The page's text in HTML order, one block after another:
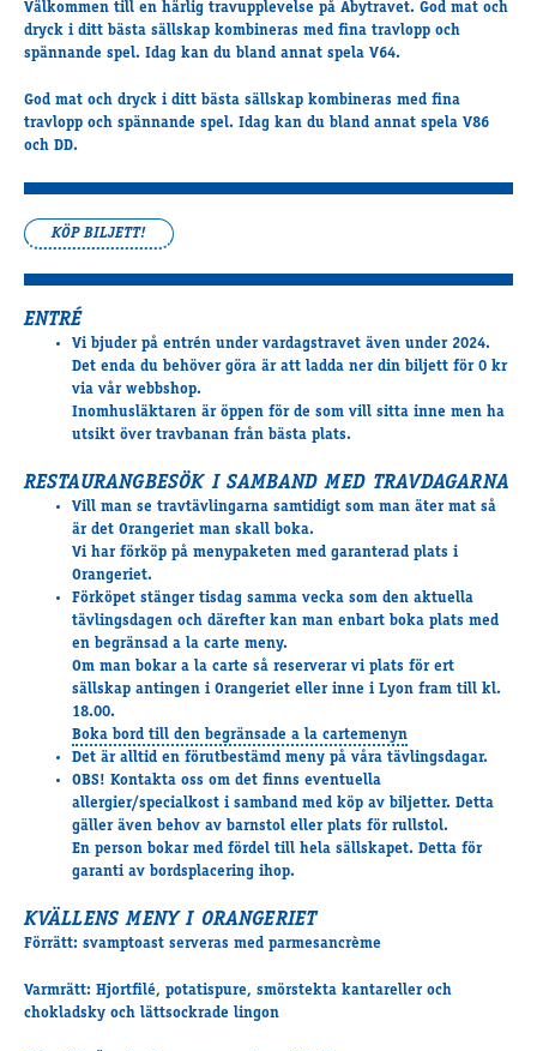
Travkonferens
Exponering & värdskap
Tävlingsserier
Träning och provlopp
Aktiva
Månadens hästägare 2026
Månadens B-tränare 2026
Euro Classic Trot
Andelshästar
Supertorsdag för företag
Supertorsdag
Ponnytravtävlingar
Ridsport
Om travskolan
Samarbetspartners
Kursutbud och Aktiviteter
Ungdoms­stipendium
Ledningsgrupp
Kontakt
Styrelsen
Åby Trav­sällskap
Välkommen till en härlig travupplevelse på Åbytravet. God mat och
dryck i ditt bästa sällskap kombineras med fina travlopp och
spännande spel. Idag kan du bland annat spela V64.
God mat och dryck i ditt bästa sällskap kombineras med fina
travlopp och spännande spel. Idag kan du bland annat spela V86
och DD.
KÖP BILJETT!
ENTRÉ
Vi bjuder på entrén under vardagstravet även under 2024.
Det enda du behöver göra är att ladda ner din biljett för 0 kr
via vår webbshop.
Inomhusläktaren är öppen för de som vill sitta inne men ha
utsikt över travbanan från bästa plats.
RESTAURANGBESÖK I SAMBAND MED TRAVDAGARNA
Vill man se travtävlingarna samtidigt som man äter mat så
är det Orangeriet man skall boka.
Vi har förköp på menypaketen med garanterad plats i
Orangeriet.
Förköpet stänger tisdag samma vecka som den aktuella
tävlingsdagen och därefter kan man enbart boka plats med
en begränsad a la carte meny.
Om man bokar a la carte så reserverar vi plats för ert
sällskap antingen i Orangeriet eller inne i Lyon fram till kl.
18.00.
Boka bord till den begränsade a la cartemenyn
Det är alltid en förutbestämd meny på våra tävlingsdagar.
OBS! Kontakta oss om det finns eventuella
allergier/specialkost i samband med köp av biljetter. Detta
gäller även behov av barnstol eller plats för rullstol.
En person bokar med fördel till hela sällskapet. Detta för
garanti av bordsplacering ihop.
KVÄLLENS MENY I ORANGERIET
Förrätt: svamptoast serveras med parmesancrème
Varmrätt: Hjortfilé, potatispure, smörstekta kantareller och
chokladsky och lättsockrade lingon